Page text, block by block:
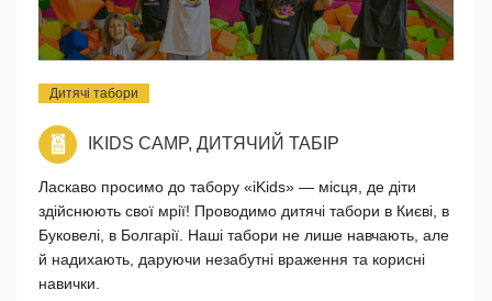
Дитячі табори
IKIDS CAMP, ДИТЯЧИЙ ТАБІР
Ласкаво просимо до табору «iKids» — місця, де діти
здійснюють свої мрії! Проводимо дитячі табори в Києві, в
Буковелі, в Болгарії. Наші табори не лише навчають, але
й надихають, даруючи незабутні враження та корисні
навички.